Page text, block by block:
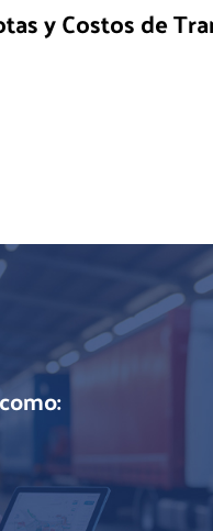
y Costos de
última milla
vehicular